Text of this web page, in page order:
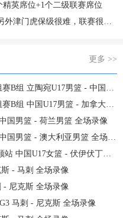
精英席位+1个二级联赛席位
门虎保级很难，联赛很无聊
更多 >>
宛U17男篮 - 中国U17男篮 全场录像
国U17男篮 - 加拿大U17男篮 录像
国男篮 - 荷兰男篮 全场录像
男篮 - 澳大利亚男篮 全场录像
女篮 - 伏伊伏丁那女篮 全场录像
斯 - 马刺 全场录像
- 尼克斯 全场录像
马刺 - 尼克斯 全场录像